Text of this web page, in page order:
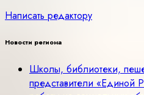
Написать редактору
Новости региона
Школы, библиотеки,
представители «Единой